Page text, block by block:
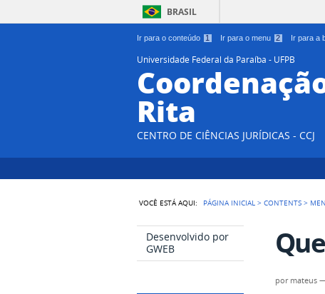
Ir para o conteúdo 1 Ir para o menu 2 Ir para a
BRASIL
Universidade Federal da Paraíba - UFPB
Rita
CENTRO DE CIÊNCIAS JURÍDICAS - CCJ
VOCÊ ESTÁ AQUI: PÁGINA INICIAL >CONTENTS >
Desenvolvido por
GWEB
por mateus